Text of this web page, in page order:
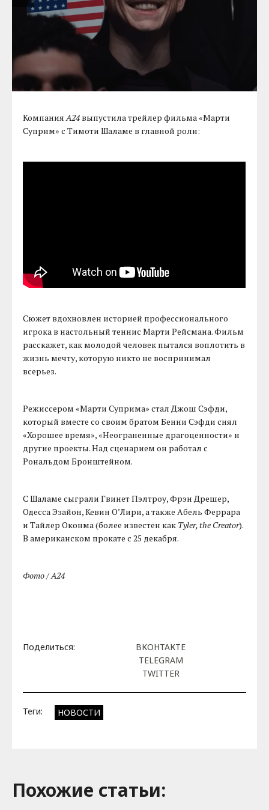
КомпанияA24выпустила трейлер фильма «Марти
Суприм» с Тимоти Шаламе в главной роли:
Сюжет вдохновлен историей профессионального
игрока в настольный теннис Марти Рейсмана. Фильм
расскажет, как молодой человек пытался воплотить в
жизнь мечту, которую никто не воспринимал
всерьез.
Режиссером «Марти Суприма» стал Джош Сэфди,
который вместе со своим братом Бенни Сэфди снял
«Хорошее время», «Неограненные драгоценности» и
другие проекты. Над сценарием он работал с
Рональдом Бронштейном.
С Шаламе сыграли Гвинет Пэлтроу, Фрэн Дрешер,
Одесса Эзайон, Кевин О’Лири, а также Абель Феррара
и Тайлер Оконма (более известен как Tyler, the Creator).
В американском прокате с 25 декабря.
Фото / A24
Поделиться:
ВКОНТАКТЕ
TELEGRAM
TWITTER
Теги: НОВОСТИ
Похожие cтатьи: